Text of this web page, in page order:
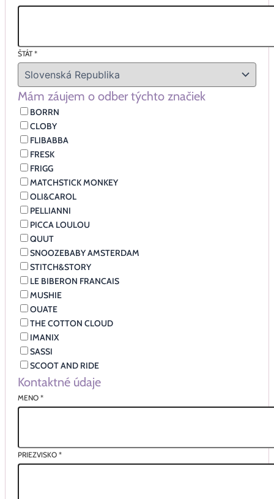
ŠTÁT*
Mám záujem o odber týchto značiek
BORRN
CLOBY
FLIBABBA
FRESK
FRIGG
MATCHSTICK MONKEY
OLI&CAROL
PELLIANNI
PICCA LOULOU
QUUT
SNOOZEBABY AMSTERDAM
STITCH&STORY
LE BIBERON FRANCAIS
MUSHIE
OUATE
THE COTTON CLOUD
IMANIX
SASSI
SCOOT AND RIDE
Kontaktné údaje
MENO *
PRIEZVISKO *